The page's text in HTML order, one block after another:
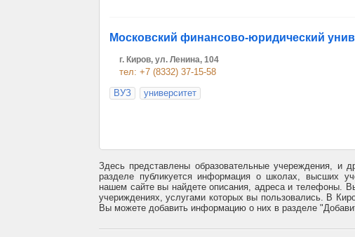
Московский финансово-юридический
г. Киров, ул. Ленина, 104
тел: +7 (8332) 37-15-58
ВУЗ
университет
Здесь представлены образовательные учереждения, и
разделе публикуется информация о школах, высших
нашем сайте вы найдете описания, адреса и телефоны.
учериждениях, услугами которых вы пользовались. В
Вы можете добавить информацию о них в разделе